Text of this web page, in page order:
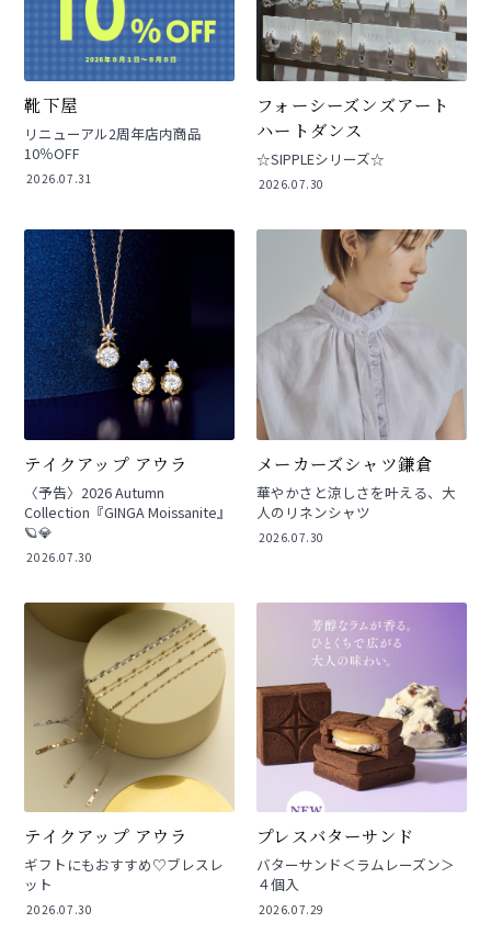
靴下屋
リニューアル2周年店内商品
10％OFF
2026.07.31
フォーシーズンズアート
ハートダンス
☆SIPPLEシリーズ☆
2026.07.30
テイクアップ アウラ
〈予告〉2026 Autumn
Collection『GINGA Moissanite』
🪐💎
2026.07.30
メーカーズシャツ鎌倉
華やかさと涼しさを叶える、大
人のリネンシャツ
2026.07.30
テイクアップ アウラ
ギフトにもおすすめ♡ブレスレ
ット
2026.07.30
プレスバターサンド
バターサンド＜ラムレーズン＞
４個入
2026.07.29